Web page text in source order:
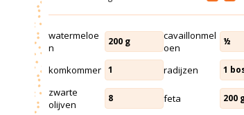
watermeloe
n
200 g
cavaillonmel
oen
½
komkommer 1 radijzen 1
zwarte
olijven
8 feta 200